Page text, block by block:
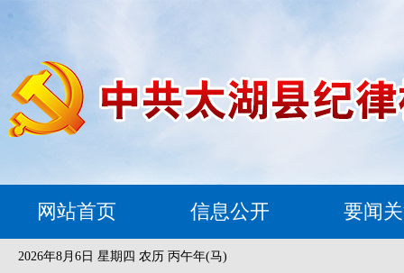
网站首页 信息公开 要闻
2026年8月6日 星期四 农历 丙午年(马)